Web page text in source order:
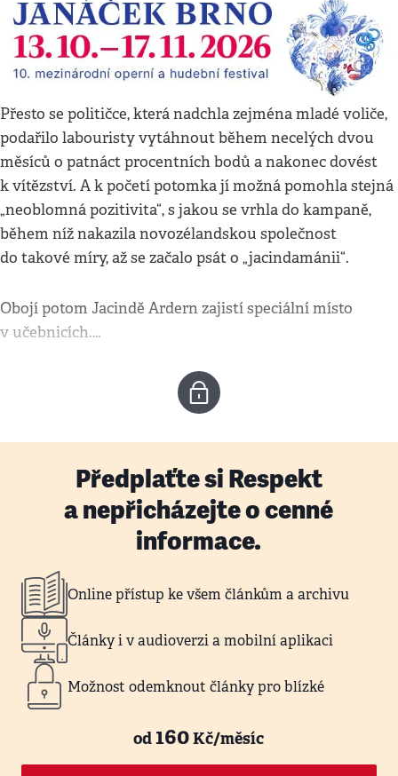
Přesto se političce, která nadchla zejména mladé voliče,
podařilo labouristy vytáhnout během necelých dvou
měsíců o patnáct procentních bodů a nakonec dovést
k vítězství. A k početí potomka jí možná pomohla stejná
„neoblomná pozitivita“, s jakou se vrhla do kampaně,
během níž nakazila novozélandskou společnost
do takové míry, až se začalo psát o „jacindamánii“.
Obojí potom Jacindě Ardern zajistí speciální místo
v učebnicích.…
Předplaťte si Respekt
a nepřicházejte o cenné
informace.
Online přístup ke všem článkům a archivu
Články i v audioverzi a mobilní aplikaci
Možnost odemknout články pro blízké
od160Kč/měsíc